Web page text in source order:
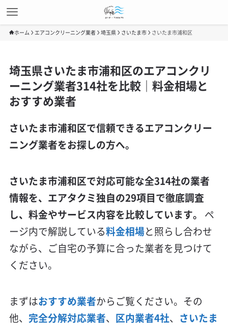
ホーム エアコンクリーニング業者 埼玉県 さいたま市 さいたま市浦和区
埼玉県さいたま市浦和区のエアコンクリ
ーニング業者314社を比較｜料金相場と
おすすめ業者
さいたま市浦和区で信頼できるエアコンクリー
ニング業者をお探しの方へ。
さいたま市浦和区で対応可能な全314社の業者
情報を、エアタクミ独自の29項目で徹底調査
し、料金やサービス内容を比較しています。
ペ
ージ内で解説している料金相場と照らし合わせ
ながら、ご自宅の予算に合った業者を見つけて
ください。
まずはおすすめ業者からご覧ください。その
他、 完全分解対応業者、 区内業者4社、 さいたま